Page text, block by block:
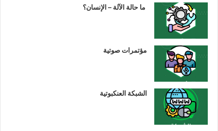
ما حالة الآلة – الإنسان؟
مؤتمرات صوتية
الشبكة العنكبوتية